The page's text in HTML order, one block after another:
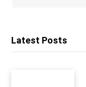
Latest Posts